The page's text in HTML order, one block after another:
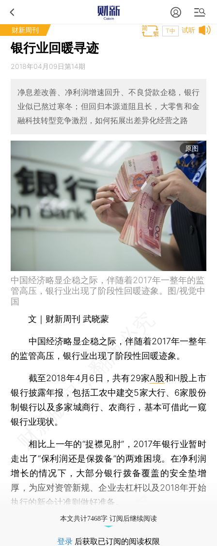
财新周刊 试听
T中
银行业回暖寻迹
2018年04月09日第14期
净息差改善、净利润增速回升、不良贷款企稳，银行
业似已熬过寒冬；但回归本源道阻且长，大零售和金
融科技转型竞争激烈，如何拓展出差异化经营之路
原图
中国经济略显企稳之际，伴随着2017年一整年的监
管高压，银行业出现了阶段性回暖迹象。图/视觉中
国
文｜财新周刊 武晓蒙
中国经济略显企稳之际，伴随着2017年一整年
的监管高压，银行业出现了阶段性回暖迹象。
截至2018年4月6日，共有29家A股和H股上市
银行披露年报，包括工农中建交5家大行、6家股份
制银行以及多家城商行、农商行，基本可借此一窥
银行业现状。
相比上一年的“捉襟见肘”，2017年银行业暂时
走出了“保利润还是保拨备”的两难困境。在净利润
增长的情况下，大部分银行拨备覆盖的安全垫增
厚，为应对资管新规、企业去杠杆以及2018年开始
执行的新会计准则做好准备。
本文共计7468字 订阅后继续阅读
登录 后获取已订阅的阅读权限